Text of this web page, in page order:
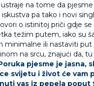
na tome da
pa tako i novi
o istinitoj priči gdje se
težim putem, iako su
minimalne ili nastaviti put
na srcu, znajući da,
pjesme je jasna,
svijetu i život će vam
vas iz pepela poput